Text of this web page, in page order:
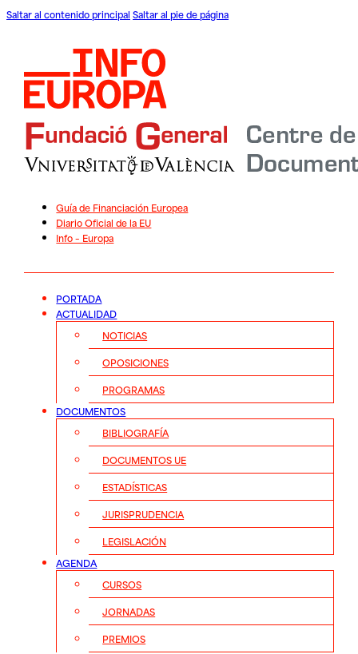
Saltar al contenido principal Saltar al pie de página
Guía de Financiación Europea
Diario Oficial de la EU
Info – Europa
PORTADA
ACTUALIDAD
NOTICIAS
OPOSICIONES
PROGRAMAS
DOCUMENTOS
BIBLIOGRAFÍA
DOCUMENTOS UE
ESTADÍSTICAS
JURISPRUDENCIA
LEGISLACIÓN
AGENDA
CURSOS
JORNADAS
PREMIOS